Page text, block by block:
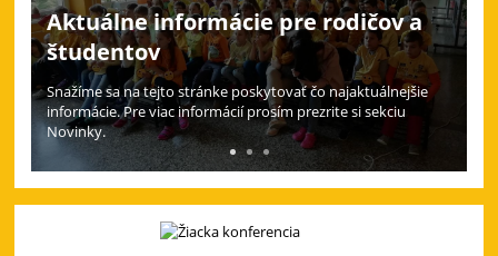
Aktuálne informácie pre rodičov a
študentov
Snažíme sa na tejto stránke poskytovať čo najaktuálnejšie
informácie. Pre viac informácií prosím prezrite si sekciu
Novinky.